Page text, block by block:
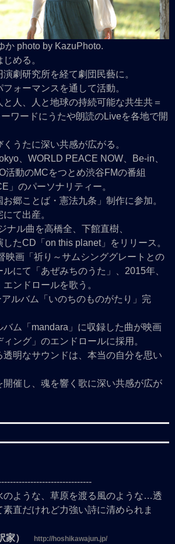
か photo by KazuPhoto.
める。
劇研究所を経て劇団民藝に。
ォーマンスを通して活動。
人、人と地球の持続可能な共生共＝
ワードにうたや朗読のLiveを各地で開
うたに深い共感が広がる。
、WORLD PEACE NOW、Be-in、
活動のMCをつとめ渋谷FMの番組
」のパーソナリティー。
郷ことば・憲法九条」制作に参加。
て出産。
ナル曲を高橋全、下館直樹、
たCD「on this planet」をリリース。
映画「祈り～サムシンググレートとの
にて「あぜみちのうた」、2015年、
ンドロールを歌う。
ルバム「いのちのものがたり」完
バム「mandara」に収録した曲が映画
ング」のエンドロールに採用。
明なサウンドは、本当の自分を思い
開催し、魂を響く歌に深い共感が広が
のような、草原を渡る風のような…透
直だけれど力強い詩に清められま
家）
http://hoshikawajun.jp/